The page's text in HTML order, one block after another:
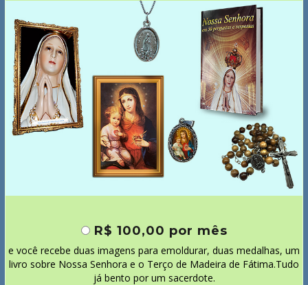
R$ 100,00 por mês
e você recebe duas imagens para emoldurar, duas medalhas, um
livro sobre Nossa Senhora e o Terço de Madeira de Fátima.Tudo
já bento por um sacerdote.